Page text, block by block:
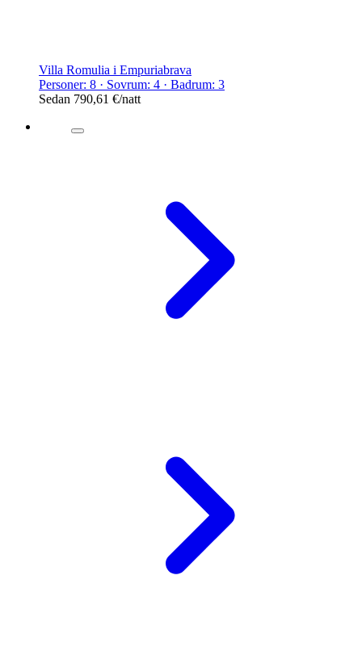
Villa Romulia i Empuriabrava
Personer: 8 · Sovrum: 4 · Badrum: 3
Sedan 790,61 €/natt